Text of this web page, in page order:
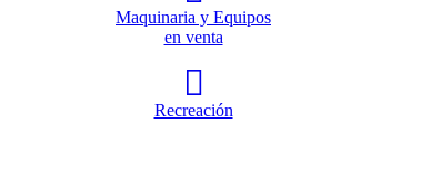
Maquinaria y Equipos
en venta
Recreación